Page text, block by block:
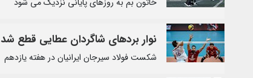
نوار بردهای شاگردان عطایی قطع شد
شکست فولاد سیرجان ایرانیان در هفته یازدهم